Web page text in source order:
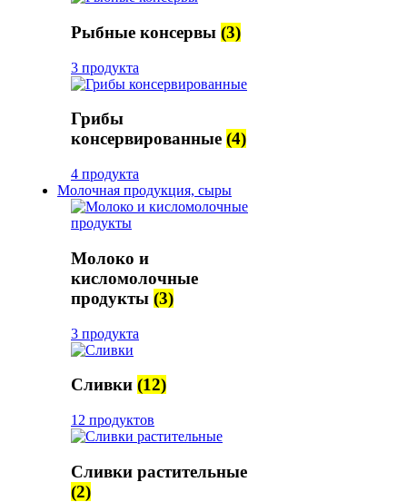
Рыбные консервы (3)
3 продукта
Грибы
консервированные (4)
4 продукта
Молочная продукция, сыры
Молоко и
кисломолочные
продукты (3)
3 продукта
Сливки (12)
12 продуктов
Сливки растительные
(2)